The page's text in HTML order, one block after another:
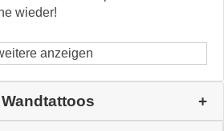
wieder!
anzeigen